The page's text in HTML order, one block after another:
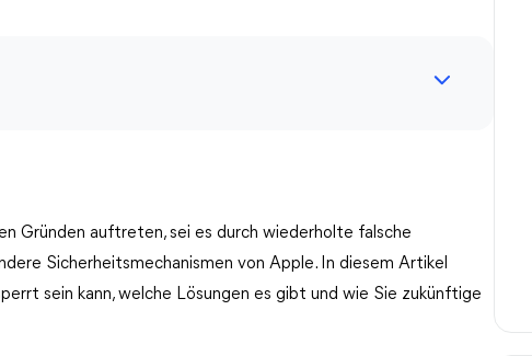
Gründen auftreten, sei es durch wiederholte falsche
Sicherheitsmechanismen von Apple. In diesem Artikel
sein kann, welche Lösungen es gibt und wie Sie zukünftige